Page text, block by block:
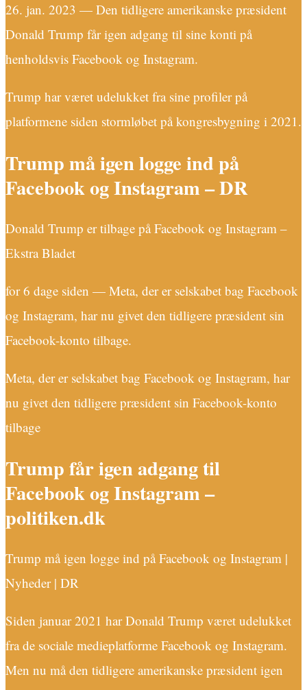
26. jan. 2023 — Den tidligere amerikanske præsident
Donald Trump får igen adgang til sine konti på
henholdsvis Facebook og Instagram.
Trump har været udelukket fra sine profiler på
platformene siden stormløbet på kongresbygning i 2021.
Trump må igen logge ind på
Facebook og Instagram – DR
Donald Trump er tilbage på Facebook og Instagram –
Ekstra Bladet
for 6 dage siden — Meta, der er selskabet bag Facebook
og Instagram, har nu givet den tidligere præsident sin
Facebook-konto tilbage.
Meta, der er selskabet bag Facebook og Instagram, har
nu givet den tidligere præsident sin Facebook-konto
tilbage
Trump får igen adgang til
Facebook og Instagram –
politiken.dk
Trump må igen logge ind på Facebook og Instagram |
Nyheder | DR
Siden januar 2021 har Donald Trump været udelukket
fra de sociale medieplatforme Facebook og Instagram.
Men nu må den tidligere amerikanske præsident igen